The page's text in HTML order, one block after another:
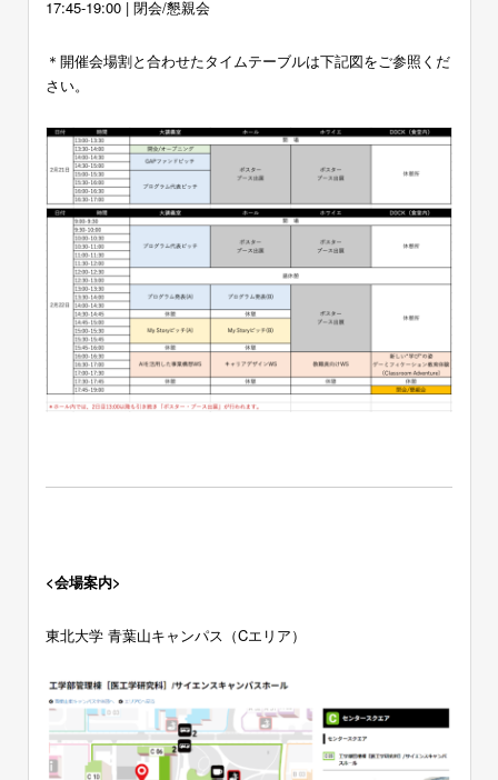
17:45-19:00 | 閉会/懇親会
＊開催会場割と合わせたタイムテーブルは下記図をご参照くだ
さい。
<会場案内>
東北大学 青葉山キャンパス（Cエリア）